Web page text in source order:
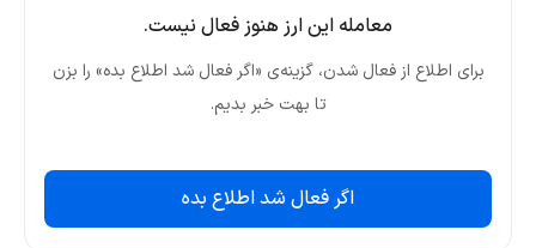
معامله این ارز هنوز فعال نیست.
برای اطلاع از فعال شدن، گزینه‌ی «اگر فعال شد اطلاع بده» را بزن
تا بهت خبر بدیم.
اگر فعال شد اطلاع بده